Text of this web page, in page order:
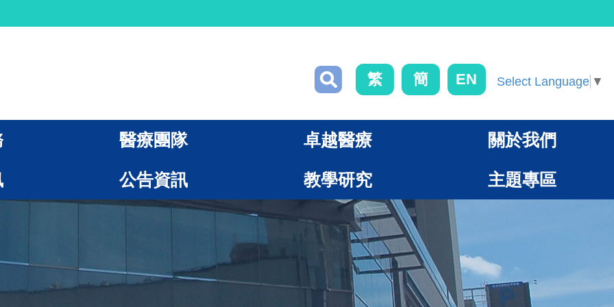
繁 簡 EN Select Language ▼
醫療團隊 卓越醫療 關於我們
公告資訊 教學研究 主題專區